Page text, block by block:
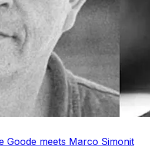
Goode meets Marco Simonit